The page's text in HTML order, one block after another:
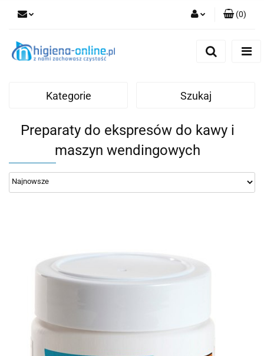
(0)
Kategorie Szukaj
Preparaty do ekspresów do kawy i
maszyn wendingowych